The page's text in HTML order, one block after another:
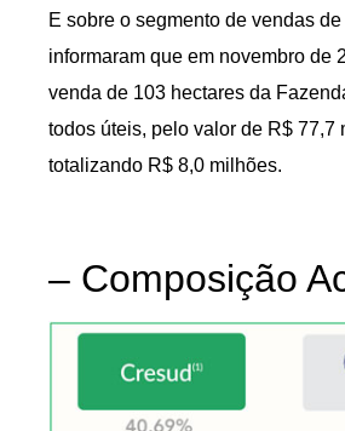
E sobre o segmento de vendas de
informaram que em novembro de
venda de 103 hectares da
todos úteis, pelo valor de R$ 77,7
totalizando R$ 8,0 milhões.
– Composição